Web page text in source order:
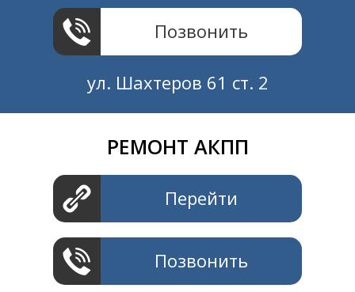
Позвонить
ул. Шахтеров 61 ст. 2
РЕМОНТ АКПП
Перейти
Позвонить